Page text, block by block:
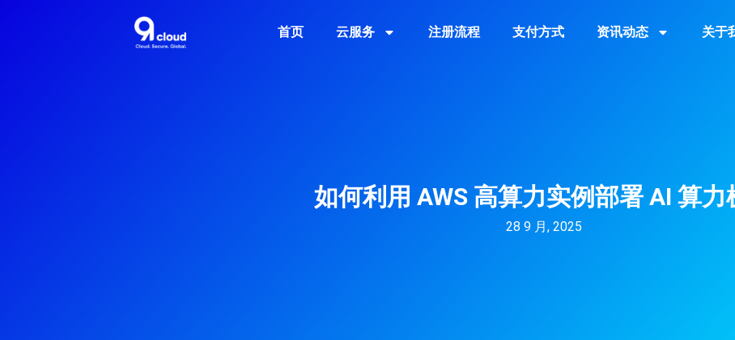
首页 云服务 注册流程 支付方式 资讯动态 关于
如何利用 AWS 高算力实例部署 AI 算力
28 9 月, 2025